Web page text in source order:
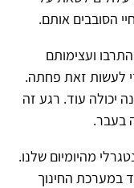
הסובבים אותם.
ועצימותם
לעשות זאת פחתה.
יכולה עוד. רגע זה
בעבר.
מהיומיום שלנו.
במערכת החינוך